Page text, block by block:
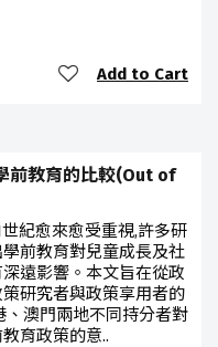
Add to Cart
前教育的比較(Out of
紀愈來愈受重視,許多研
前教育對兒童成長及社
遠影響。本文旨在從政
研究者與政策享用者的
、澳門兩地不同持分者對
育政策的意..